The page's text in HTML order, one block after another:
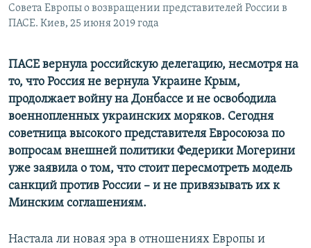
Совета Европы о возвращении представителей России в
ПАСЕ. Киев, 25 июня 2019 года
ПАСЕ вернула российскую делегацию, несмотря на
то, что Россия не вернула Украине Крым,
продолжает войну на Донбассе и не освободила
военнопленных украинских моряков. Сегодня
советница высокого представителя Евросоюза по
вопросам внешней политики Федерики Могерини
уже заявила о том, что стоит пересмотреть модель
санкций против России – и не привязывать их к
Минским соглашениям.
Настала ли новая эра в отношениях Европы и